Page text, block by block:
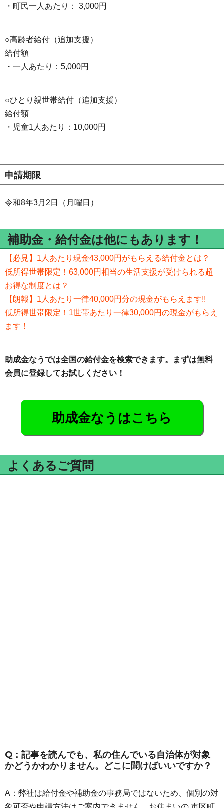
・町民一人あたり： 3,000円
○高齢者給付（追加支援）
給付額
・一人あたり：5,000円
○ひとり親世帯給付（追加支援）
給付額
・児童1人あたり：10,000円
申請期限
令和8年3月2日（月曜日）
補助金・給付金は他にもあります！
【必見】1人あたり現金43,000円がもらえる給付金とは？
低所得世帯限定！63,000円相当の生活支援が受けられる超
お得な制度とは？
【朗報】1人あたり一律40,000円分の現金がもらえます!!
低所得世帯限定！1世帯あたり一律30,000円の現金がもらえ
ます！
助成金なうでは全国の給付金を検索できます。まずは無料
会員に登録してお試しください！
助成金なうはこちら
よくあるご質問
Q：記事を読んでも、私の住んでいる自治体が対象
かどうかわかりません。どこに聞けばいいですか？
A：弊社は給付金や補助金の事務局ではないため、個別の対